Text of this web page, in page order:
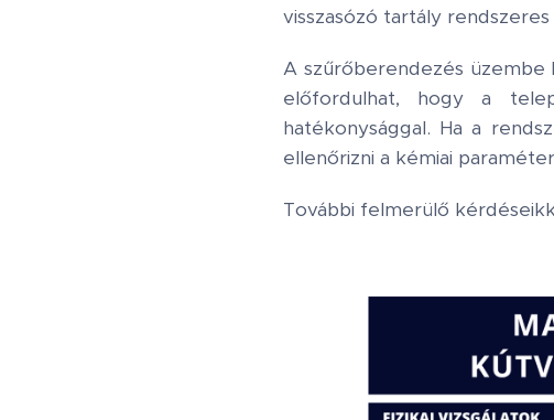
visszasózó tartály
A szűrőberendezés üzembe
előfordulhat, hogy a
hatékonysággal. Ha a
ellenőrizni a kémiai
További felmerülő